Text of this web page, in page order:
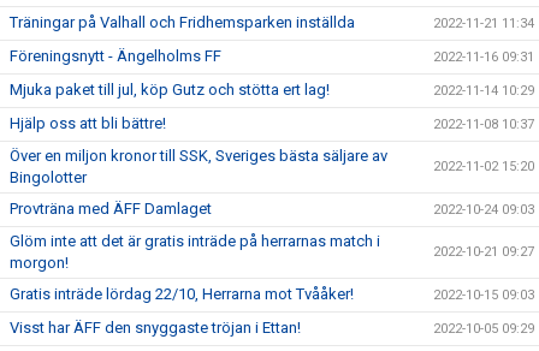
Träningar på Valhall och Fridhemsparken inställda 2022-11-21 11:34
Föreningsnytt - Ängelholms FF 2022-11-16 09:31
Mjuka paket till jul, köp Gutz och stötta ert lag! 2022-11-14 10:29
Hjälp oss att bli bättre! 2022-11-08 10:37
Över en miljon kronor till SSK, Sveriges bästa säljare av
Bingolotter
2022-11-02 15:20
Provträna med ÄFF Damlaget 2022-10-24 09:03
Glöm inte att det är gratis inträde på herrarnas match i
morgon!
2022-10-21 09:27
Gratis inträde lördag 22/10, Herrarna mot Tvååker! 2022-10-15 09:03
Visst har ÄFF den snyggaste tröjan i Ettan! 2022-10-05 09:29